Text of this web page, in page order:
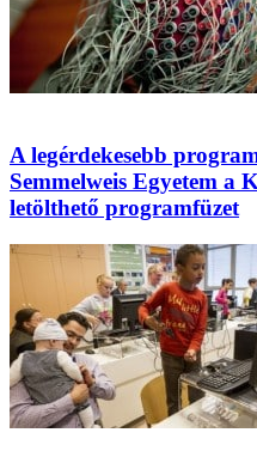
A legérdekesebb
Semmelweis Egyetem a
letölthető programfüzet